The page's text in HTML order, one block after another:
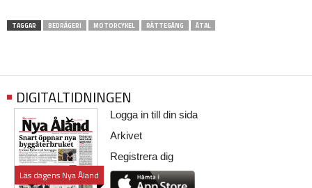
TAGGAR BEDRÄGERI MOTORCYKEL RÄTTEGÅNG ÅTAL
DIGITALTIDNINGEN
Läs dagens Nya Åland
Logga in till din sida
Arkivet
Registrera dig